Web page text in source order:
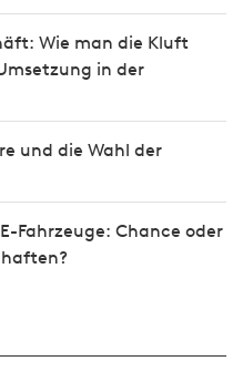
Wie man die Kluft
in der
und die Wahl der
Fahrzeuge: Chance oder